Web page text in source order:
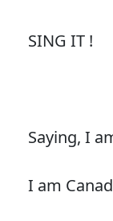
SING IT !
Saying, I
I am